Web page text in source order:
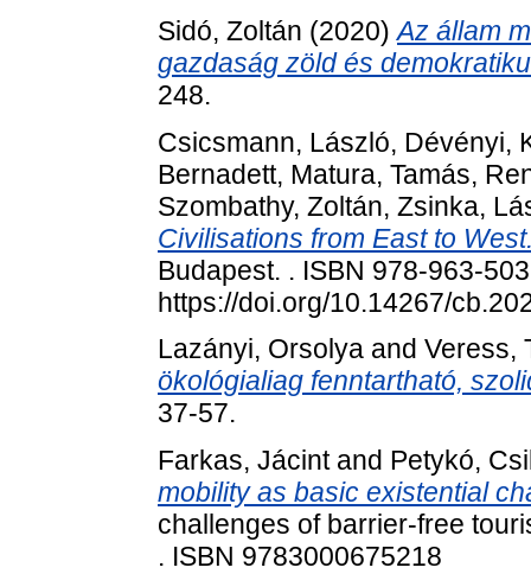
Sidó, Zoltán (2020)Az állam
gazdaság zöld és
248.
Csicsmann, László, Dévényi,
Bernadett, Matura, Tamás,
Szombathy, Zoltán, Zsinka,
Civilisations from East to
Budapest. . ISBN 978-963-
https://doi.org/10.14267/
Lazányi, Orsolya and Veress,
ökológialiag fenntartható,
37-57.
Farkas, Jácintand Petykó,
mobility as basic existential
challenges of barrier-free
. ISBN 9783000675218